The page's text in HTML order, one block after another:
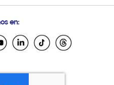
Salvador
en: